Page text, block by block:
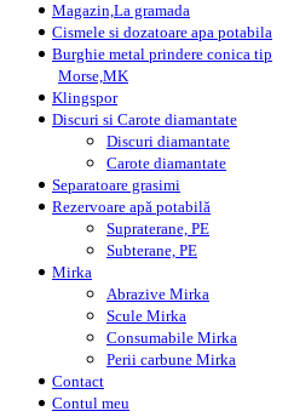
Magazin,La gramada
Cismele si dozatoare apa potabila
Burghie metal prindere conica tip
Morse,MK
Klingspor
Discuri si Carote diamantate
Discuri diamantate
Carote diamantate
Separatoare grasimi
Rezervoare apă potabilă
Supraterane, PE
Subterane, PE
Mirka
Abrazive Mirka
Scule Mirka
Consumabile Mirka
Perii carbune Mirka
Contact
Contul meu